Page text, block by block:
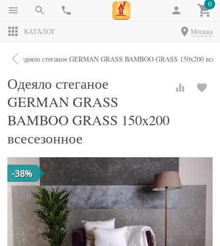
0
КАТАЛОГ Москва
Одеяло стеганое GERMAN GRASS BAMBOO GRASS 150x200
Одеяло стеганое
GERMAN GRASS
BAMBOO GRASS 150x200
всесезонное
-38%